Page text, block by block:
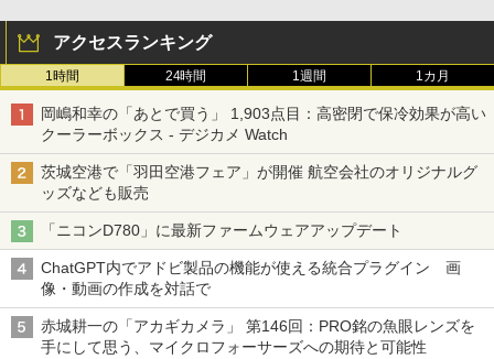
アクセスランキング
1時間 24時間 1週間 1カ月
岡嶋和幸の「あとで買う」 1,903点目：高密閉で保冷効果が高い
クーラーボックス - デジカメ Watch
茨城空港で「羽田空港フェア」が開催 航空会社のオリジナルグ
ッズなども販売
「ニコンD780」に最新ファームウェアアップデート
ChatGPT内でアドビ製品の機能が使える統合プラグイン 画
像・動画の作成を対話で
赤城耕一の「アカギカメラ」 第146回：PRO銘の魚眼レンズを
手にして思う、マイクロフォーサーズへの期待と可能性